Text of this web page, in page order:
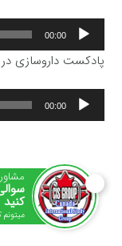
پخش‌کننده
صوت
00:00
پادکست داروسازی در
پخش‌کننده
صوت
00:00
کنید
میتونم